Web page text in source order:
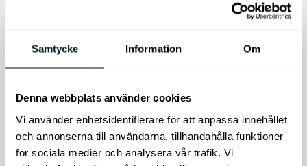
Samtycke Information Om
Denna webbplats använder cookies
Vi använder enhetsidentifierare för att anpassa innehållet
och annonserna till användarna, tillhandahålla funktioner
för sociala medier och analysera vår trafik. Vi
2.049kr
laddanläggning. Få
och full kontroll över
strömförbrukningen med
8.950
Läs mer